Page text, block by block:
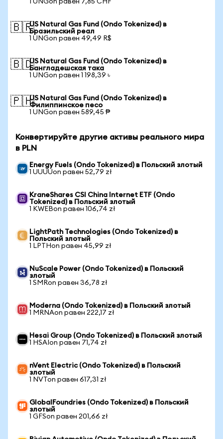
1 UNGon равен 7,85 CHF
🇧🇷US Natural Gas Fund (Ondo Tokenized) в
Бразильский реал
1 UNGon равен 49,49 R$
🇧🇩US Natural Gas Fund (Ondo Tokenized) в
Бангладешская така
1 UNGon равен 1 198,39 ৳
🇵🇭US Natural Gas Fund (Ondo Tokenized) в
Филиппинское песо
1 UNGon равен 589,45 ₱
Конвертируйте другие активы реального мира
в PLN
Energy Fuels (Ondo Tokenized) в Польский злотый
1 UUUUon равен 52,79 zł
KraneShares CSI China Internet ETF (Ondo
Tokenized) в Польский злотый
1 KWEBon равен 106,74 zł
LightPath Technologies (Ondo Tokenized) в
Польский злотый
1 LPTHon равен 45,99 zł
NuScale Power (Ondo Tokenized) в Польский
злотый
1 SMRon равен 36,78 zł
Moderna (Ondo Tokenized) в Польский злотый
1 MRNAon равен 222,17 zł
Hesai Group (Ondo Tokenized) в Польский злотый
1 HSAIon равен 71,74 zł
nVent Electric (Ondo Tokenized) в Польский
злотый
1 NVTon равен 617,31 zł
GlobalFoundries (Ondo Tokenized) в Польский
злотый
1 GFSon равен 201,66 zł